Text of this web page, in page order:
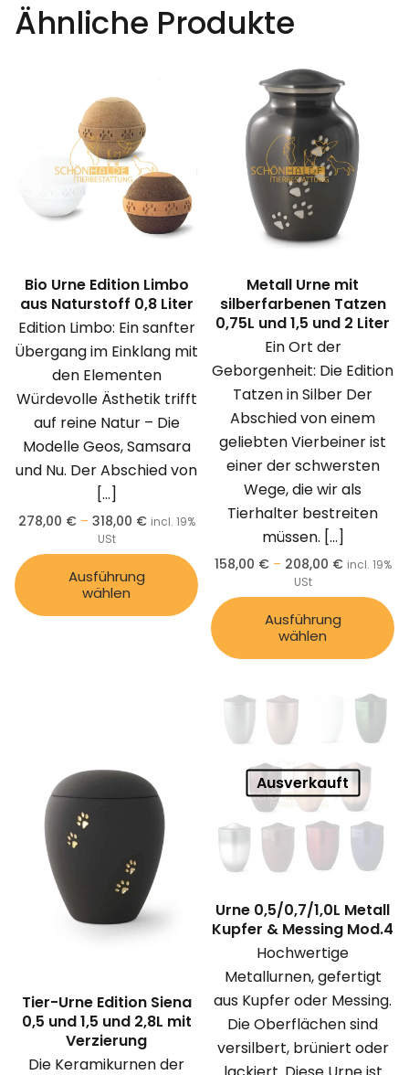
Ähnliche Produkte
Bio Urne Edition Limbo
aus Naturstoff 0,8 Liter
Edition Limbo: Ein sanfter
Übergang im Einklang mit
den Elementen
Würdevolle Ästhetik trifft
auf reine Natur – Die
Modelle Geos, Samsara
und Nu. Der Abschied von
[…]
278,00 € – 318,00 € incl. 19%
USt
Ausführung
wählen
Metall Urne mit
silberfarbenen Tatzen
0,75L und 1,5 und 2 Liter
Ein Ort der
Geborgenheit: Die Edition
Tatzen in Silber Der
Abschied von einem
geliebten Vierbeiner ist
einer der schwersten
Wege, die wir als
Tierhalter bestreiten
müssen. […]
158,00 € – 208,00 € incl. 19%
USt
Ausführung
wählen
Tier-Urne Edition Siena
0,5 und 1,5 und 2,8L mit
Verzierung
Die Keramikurnen der
Ausverkauft
Urne 0,5/0,7/1,0L Metall
Kupfer & Messing Mod.4
Hochwertige
Metallurnen, gefertigt
aus Kupfer oder Messing.
Die Oberflächen sind
versilbert, brüniert oder